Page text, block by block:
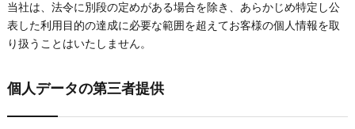
当社は、法令に別段の定めがある場合を除き、あらかじめ特定し公
表した利用目的の達成に必要な範囲を超えてお客様の個人情報を取
り扱うことはいたしません。
個人データの第三者提供